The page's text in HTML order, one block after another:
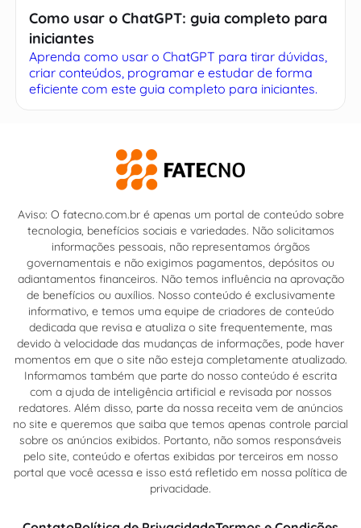
Como usar o ChatGPT: guia completo para
iniciantes
Aprenda como usar o ChatGPT para tirar dúvidas,
criar conteúdos, programar e estudar de forma
eficiente com este guia completo para iniciantes.
Aviso: O fatecno.com.br é apenas um portal de conteúdo sobre
tecnologia, benefícios sociais e variedades. Não solicitamos
informações pessoais, não representamos órgãos
governamentais e não exigimos pagamentos, depósitos ou
adiantamentos financeiros. Não temos influência na aprovação
de benefícios ou auxílios. Nosso conteúdo é exclusivamente
informativo, e temos uma equipe de criadores de conteúdo
dedicada que revisa e atualiza o site frequentemente, mas
devido à velocidade das mudanças de informações, pode haver
momentos em que o site não esteja completamente atualizado.
Informamos também que parte do nosso conteúdo é escrita
com a ajuda de inteligência artificial e revisada por nossos
redatores. Além disso, parte da nossa receita vem de anúncios
no site e queremos que saiba que temos apenas controle parcial
sobre os anúncios exibidos. Portanto, não somos responsáveis
pelo site, conteúdo e ofertas exibidas por terceiros em nosso
portal que você acessa e isso está refletido em nossa política de
privacidade.